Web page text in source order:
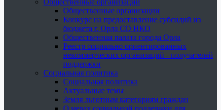
Общественные организации
Общественные организации
Конкурс на предоставление субсидий из
бюджета г. Орла СО НКО
Общественная палата города Орла
Реестр социально ориентированных
некоммерческих организаций - получателей
поддержки
Социальная политика
Социальная политика
Актуальные темы
Земля льготным категориям граждан
О мерах социальной поддержки для